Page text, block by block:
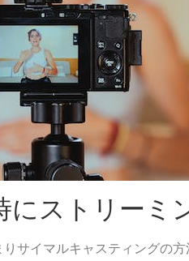
ストリーミ
サイマルキャスティングの方